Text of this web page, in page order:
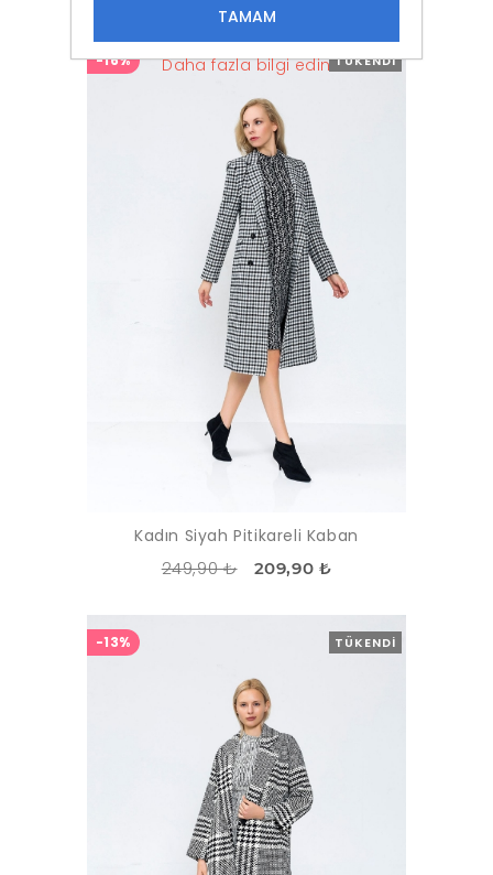
TÜKENDI
-16%
Kadın Siyah Pitikareli Kaban
249,90 ₺ 209,90 ₺
TÜKENDI
-13%
Daha fazla bilgi edin